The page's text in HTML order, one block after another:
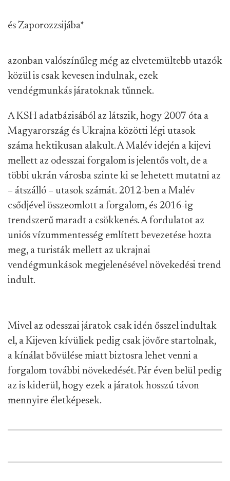
és Zaporozzsijába*
azonban valószínűleg még az elvetemültebb utazók
közül is csak kevesen indulnak, ezek
vendégmunkás járatoknak tűnnek.
A KSH adatbázisából az látszik, hogy 2007 óta a
Magyarország és Ukrajna közötti légi utasok
száma hektikusan alakult. A Malév idején a kijevi
mellett az odesszai forgalom is jelentős volt, de a
többi ukrán városba szinte ki se lehetett mutatni az
– átszálló – utasok számát. 2012-ben a Malév
csődjével összeomlott a forgalom, és 2016-ig
trendszerű maradt a csökkenés. A fordulatot az
uniós vízummentesség említett bevezetése hozta
meg, a turisták mellett az ukrajnai
vendégmunkások megjelenésével növekedési trend
indult.
Mivel az odesszai járatok csak idén ősszel indultak
el, a Kijeven kívüliek pedig csak jövőre startolnak,
a kínálat bővülése miatt biztosra lehet venni a
forgalom további növekedését. Pár éven belül pedig
az is kiderül, hogy ezek a járatok hosszú távon
mennyire életképesek.